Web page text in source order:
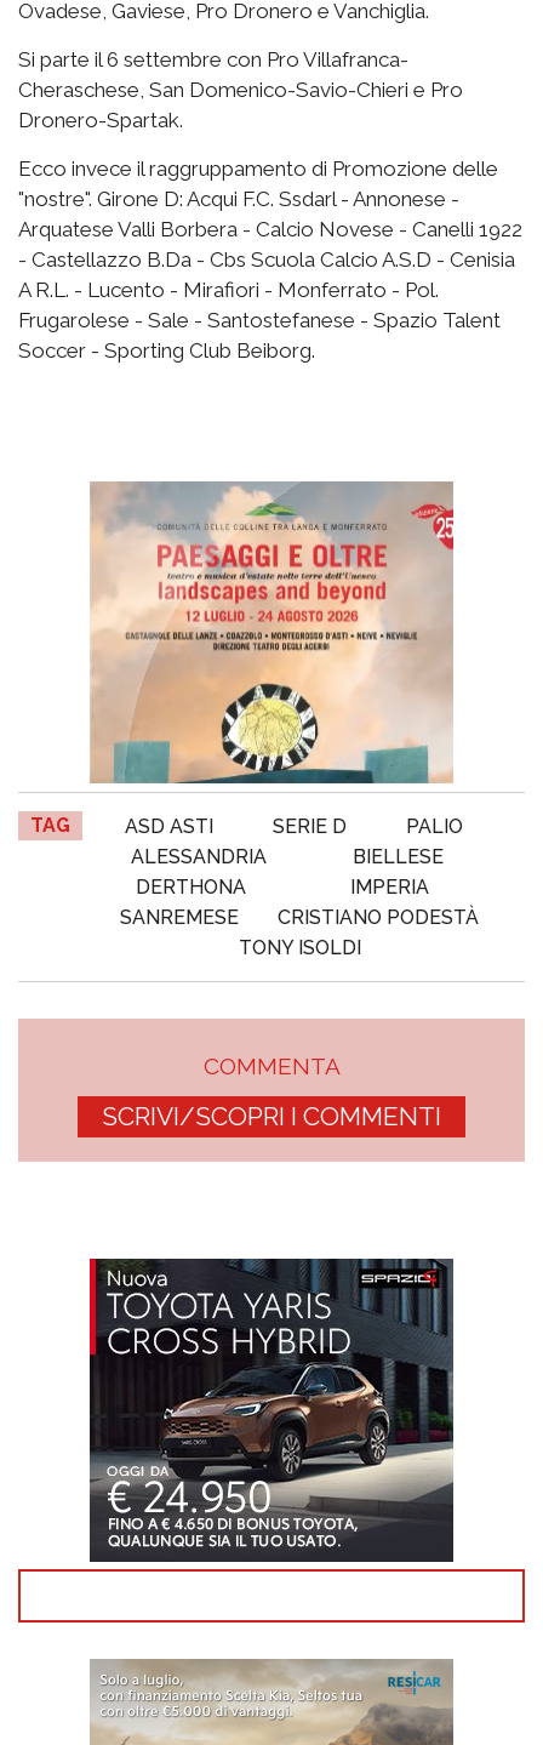
Ovadese, Gaviese, Pro Dronero e Vanchiglia.
Si parte il 6 settembre con Pro Villafranca-
Cheraschese, San Domenico-Savio-Chieri e Pro
Dronero-Spartak.
Ecco invece il raggruppamento di Promozione delle
"nostre". Girone D: Acqui F.C. Ssdarl - Annonese -
Arquatese Valli Borbera - Calcio Novese - Canelli 1922
- Castellazzo B.Da - Cbs Scuola Calcio A.S.D - Cenisia
A R.L. - Lucento - Mirafiori - Monferrato - Pol.
Frugarolese - Sale - Santostefanese - Spazio Talent
Soccer - Sporting Club Beiborg.
TAG ASD ASTI SERIE D
PALIO
ALESSANDRIA
BIELLESE
DERTHONA
IMPERIA
SANREMESE
CRISTIANO PODESTÀ
TONY ISOLDI
COMMENTA
SCRIVI/SCOPRI I COMMENTI